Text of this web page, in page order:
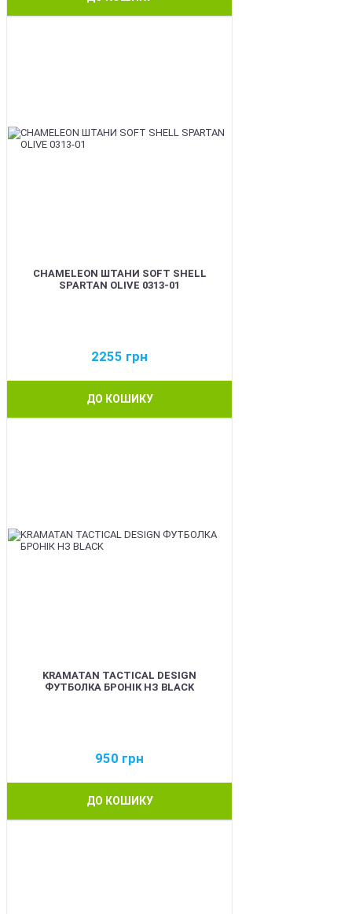
CHAMELEON ШТАНИ SOFT SHELL
SPARTAN OLIVE 0313-01
2255 грн
ДО КОШИКУ
KRAMATAN TACTICAL DESIGN
ФУТБОЛКА БРОНІК НЗ BLACK
950 грн
ДО КОШИКУ